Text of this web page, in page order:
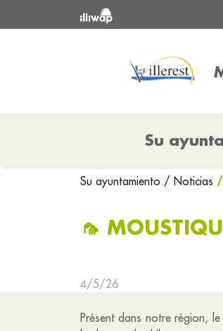
Su
Su ayuntamiento / Noticias
🦟
4/5/26
Présent dans notre région,